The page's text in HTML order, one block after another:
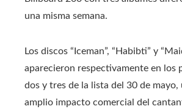
una misma semana.
Los discos “Iceman”, “Habibti” y
aparecieron respectivamente en los
dos y tres de la lista del 30 de mayo,
amplio impacto comercial del